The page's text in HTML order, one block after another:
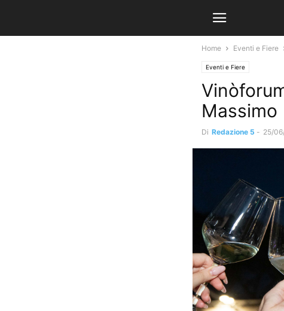
Home Eventi e Fiere
Eventi e Fiere
Massimo
Di Redazione 5 - 25/